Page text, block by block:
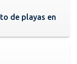
de playas en